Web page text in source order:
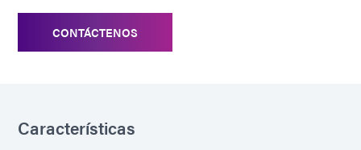
CONTÁCTENOS
Características